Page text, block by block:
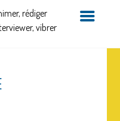
rédiger
vibrer